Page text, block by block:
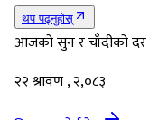
थप पढ्नुहोस्
आजको सुन र चाँदीको दर
२२ श्रावण , २,०८३